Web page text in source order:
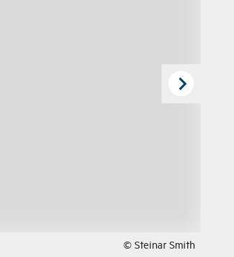
© Steinar Smith